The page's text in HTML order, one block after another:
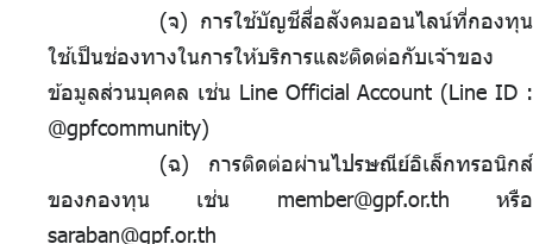
(จ) การใช้บัญชีสื่อสังคมออนไลน์ที่กองทุน
ใช้เป็นช่องทางในการให้บริการและติดต่อกับเจ้าของ
ข้อมูลส่วนบุคคล เช่น Line Official Account (Line ID :
@gpfcommunity)
(ฉ) การติดต่อผ่านไปรษณีย์อิเล็กทรอนิกส์
ของกองทุน เช่น member@gpf.or.th หรือ
saraban@gpf.or.th